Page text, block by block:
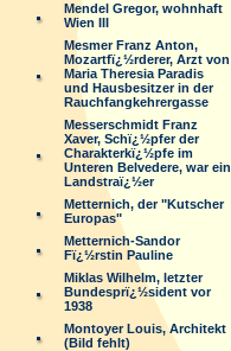
Mendel Gregor, wohnhaft
Wien III
Mesmer Franz Anton,
Mozartfï¿½rderer, Arzt von
Maria Theresia Paradis
und Hausbesitzer in der
Rauchfangkehrergasse
Messerschmidt Franz
Xaver, Schï¿½pfer der
Charakterkï¿½pfe im
Unteren Belvedere, war ein
Landstraï¿½er
Metternich, der "Kutscher
Europas"
Metternich-Sandor
Fï¿½rstin Pauline
Miklas Wilhelm, letzter
Bundesprï¿½sident vor
1938
Montoyer Louis, Architekt
(Bild fehlt)